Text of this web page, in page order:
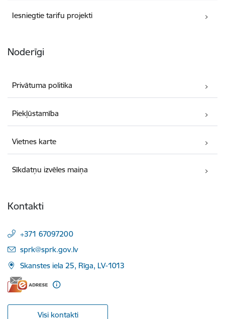
Iesniegtie tarifu projekti
Noderīgi
Privātuma politika
Piekļūstamība
Vietnes karte
Sīkdatņu izvēles maiņa
Kontakti
+371 67097200
E-pasts:
sprk@sprk.gov.lv
Skanstes iela 25, Rīga, LV-1013
Visi kontakti